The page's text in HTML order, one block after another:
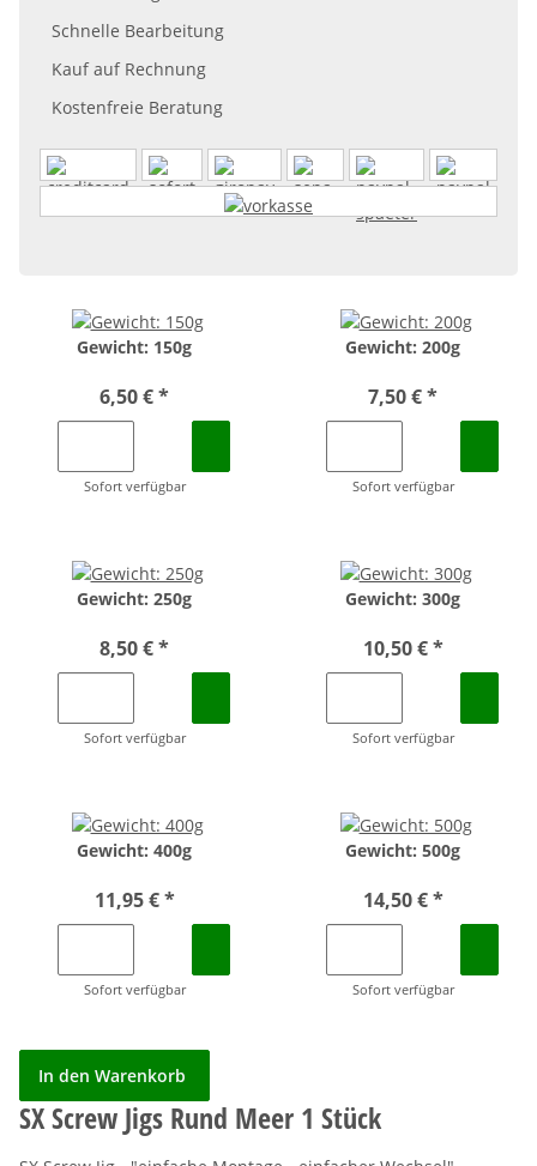
Schnelle Bearbeitung
Kauf auf Rechnung
Kostenfreie Beratung
Gewicht: 150g
6,50 €*
Sofort verfügbar
Gewicht: 200g
7,50 €*
Sofort verfügbar
Gewicht: 250g
8,50 €*
Sofort verfügbar
Gewicht: 300g
10,50 €*
Sofort verfügbar
Gewicht: 400g
11,95 €*
Sofort verfügbar
Gewicht: 500g
14,50 €*
Sofort verfügbar
In den Warenkorb
SX Screw Jigs Rund Meer 1 Stück